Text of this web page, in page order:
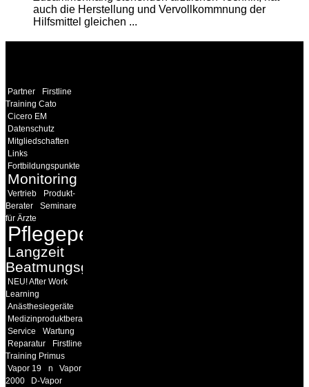
auch die Herstellung und Vervollkommnung der
Hilfsmittel gleichen ...
Partner
Firstline
Training Cato
Cicero EM
Datenschutz
Mitgliedschaften
Links
Fortbildungspunkte
Monitoring
Vertrieb
Produkt-
Berater
Seminare
für Ärzte
Pflegepersonal
Langzeit
Beatmungsgeräte
NEU! After Work
Learning
Anästhesiegeräte
Medizinproduktberater
Service
Wartung
Reparatur
Firstline
Training Primus
Vapor 19
n
Vapor
2000
D-Vapor